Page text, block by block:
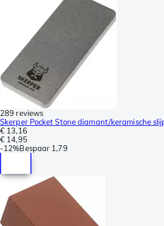
289 reviews
Skerper Pocket Stone diamant/keramische
€ 13,16
€ 14,95
-12%Bespaar 1,79